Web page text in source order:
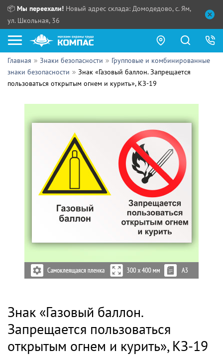
📦 Мы переехали! Новый адрес склада: Домодедово, с. Ям,
ул. Школьная, 36
Как купить?
Прайс-листы
Поставщикам
ПН - ЧТ:
Выдача продукции:
Главная Знаки безопасности
Групповые и комбинированные
знаки безопасности
Знак «Газовый баллон. Запрещается
пользоваться открытым огнем и курить», КЗ-19
Знак «Газовый баллон.
Запрещается пользоваться
открытым огнем и курить», КЗ-19